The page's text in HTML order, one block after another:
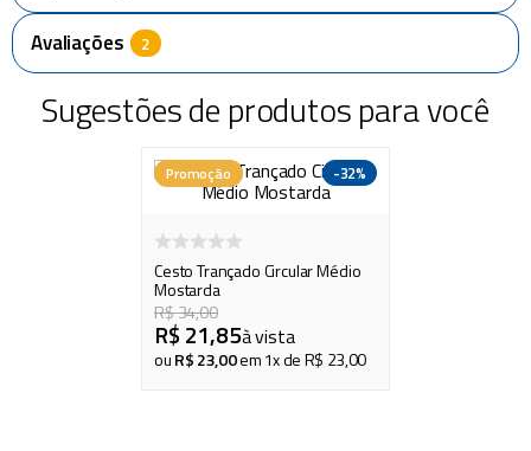
Avaliações
Sugestões de produtos para você
-32%
Promoção
Cesto Trançado Circular Médio
Mostarda
R$34,00
R$ 21,85à vista
ouR$23,00em1x deR$ 23,00